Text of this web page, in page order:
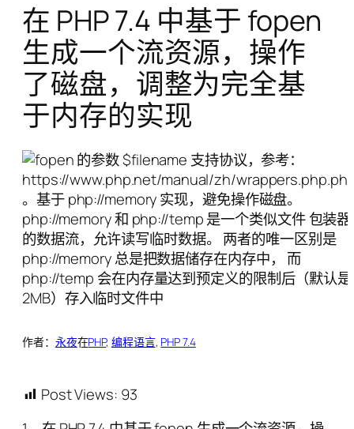
在 PHP 7.4 中基于 fopen
生成一个流资源，操作
了磁盘，调整为完全基
于内存的实现
作者： 永夜在PHP, 编程语言, PHP 7.4
Post Views: 93